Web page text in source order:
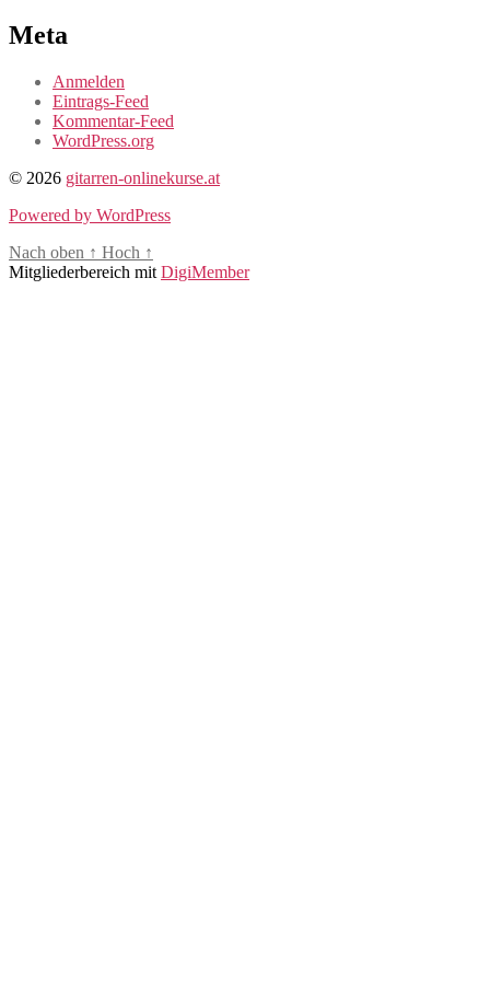
Meta
Anmelden
Eintrags-Feed
Kommentar-Feed
WordPress.org
© 2026 gitarren-onlinekurse.at
Powered by WordPress
Nach oben ↑ Hoch ↑
Mitgliederbereich mit DigiMember